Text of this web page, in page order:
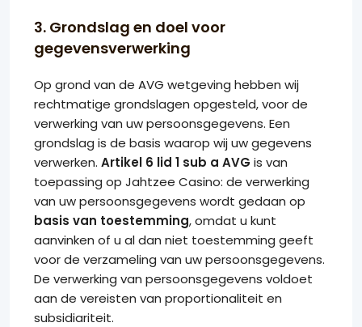
3. Grondslag en doel voor
gegevensverwerking
Op grond van de AVG wetgeving hebben wij
rechtmatige grondslagen opgesteld, voor de
verwerking van uw persoonsgegevens. Een
grondslag is de basis waarop wij uw gegevens
verwerken. Artikel 6 lid 1 sub a AVG is van
toepassing op Jahtzee Casino: de verwerking
van uw persoonsgegevens wordt gedaan op
basis van toestemming, omdat u kunt
aanvinken of u al dan niet toestemming geeft
voor de verzameling van uw persoonsgegevens.
De verwerking van persoonsgegevens voldoet
aan de vereisten van proportionaliteit en
subsidiariteit.